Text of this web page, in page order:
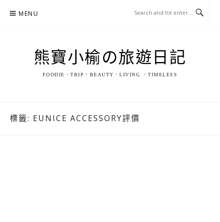
MENU
熊寶小榆の旅遊日記
FOODIE．TRIP．BEAUTY．LIVING ．TIMELESS
標籤: EUNICE ACCESSORY評價